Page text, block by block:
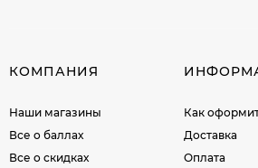
КОМПАНИЯ
Наши магазины
Все о баллах
Все о скидках
Как
Доставка
Оплата